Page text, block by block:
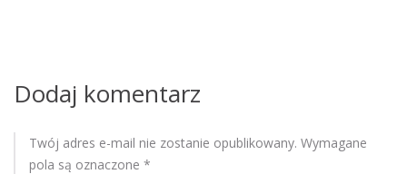
i
s
u
Dodaj komentarz
Twój adres e-mail nie zostanie opublikowany. Wymagane
pola są oznaczone *